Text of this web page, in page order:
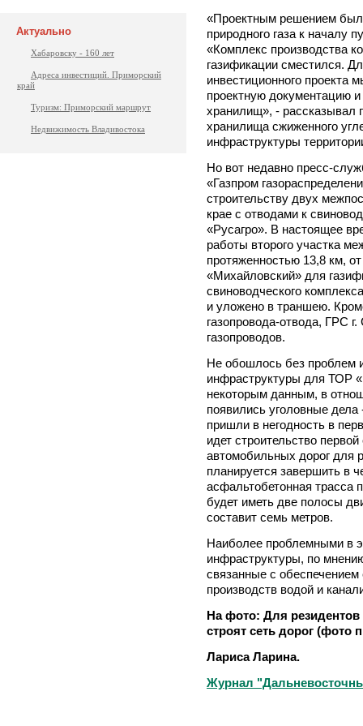
Актуально
Хабаровску - 160 лет
Адреса инвестиций. Приморский
край
Туризм: Приморский маршрут
Недвижимость Владивостока
«Проектным решением
природного газа к началу
«Комплекс производства
газификации сместился.
инвестиционного
проектную документацию и
хранилищ», - рассказывал
хранилища сжиженного
инфраструктуры
Но вот недавно пресс-
«Газпром
строительству двух
крае с отводами к
«Русагро». В настоящее
работы второго участка
протяженностью 13,8 км,
«Михайловский» для
свиноводческого
и уложено в траншею.
газопровода-отвода, ГРС
газопроводов.
Не обошлось без проблем
инфраструктуры для ТОР
некоторым данным, в
появились уголовные
пришли в негодность в
идет строительство
автомобильных дорог для
планируется завершить в
асфальтобетонная трасса
будет иметь две полосы
составит семь метров.
Наиболее проблемными в
инфраструктуры, по
связанные с
производств водой и
На фото: Для
строят сеть дорог (фото
Лариса Ларина.
Журнал